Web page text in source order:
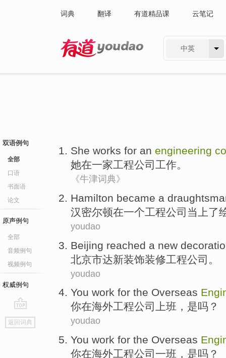
词典 翻译 有道精品课 云笔记
中英
双语例句
全部
口语
书面语
论文
原声例句
全部
音频例句
视频例句
权威例句
go
top
返回词典
She works for an engineering
她在一家工程公司 工作。
《牛津词典》
Hamilton became a
汉密尔顿在一个工程公司当上了
youdao
Beijing reached a new
北京市达新装饰装修工程公司 。
youdao
You work for the Overseas
你在海外工程公司 上班 ，是吗？
youdao
You work for the Overseas
你在海外工程公司 一班，是吗？